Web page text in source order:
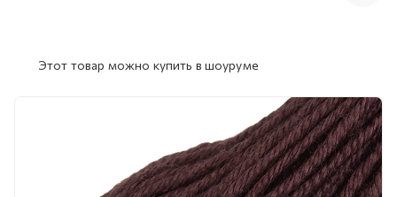
Этот товар можно купить в шоуруме